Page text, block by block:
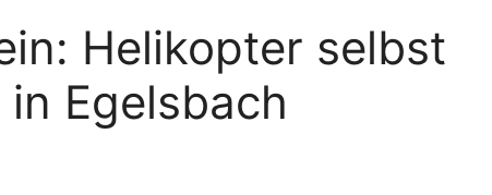
Helikopter selbst
Egelsbach